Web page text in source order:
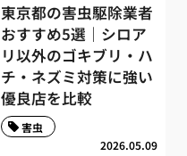
東京都の害虫駆除業者
おすすめ5選｜シロア
リ以外のゴキブリ・ハ
チ・ネズミ対策に強い
優良店を比較
2026.05.09
害虫